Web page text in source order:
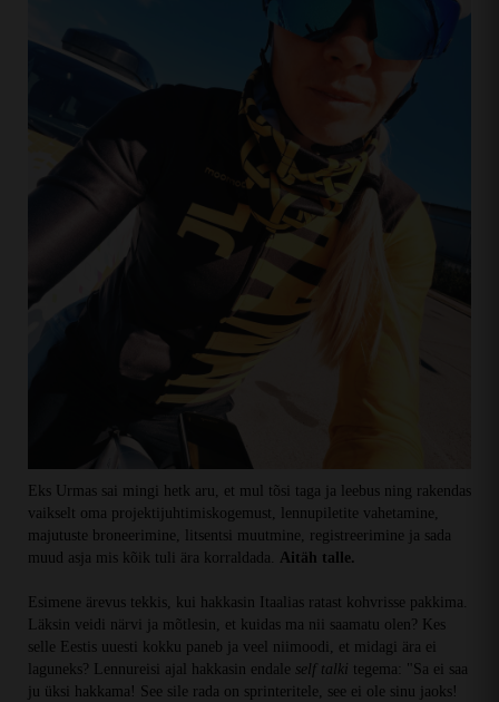
Eks Urmas sai mingi hetk aru, et mul tõsi taga ja leebus ning rakendas
vaikselt oma projektijuhtimiskogemust, lennupiletite vahetamine,
majutuste broneerimine, litsentsi muutmine, registreerimine ja sada
muud asja mis kõik tuli ära korraldada. Aitäh talle.
Esimene ärevus tekkis, kui hakkasin Itaalias ratast kohvrisse pakkima.
Läksin veidi närvi ja mõtlesin, et kuidas ma nii saamatu olen? Kes
selle Eestis uuesti kokku paneb ja veel niimoodi, et midagi ära ei
laguneks? Lennureisi ajal hakkasin endale self talki tegema: "Sa ei saa
ju üksi hakkama! See sile rada on sprinteritele, see ei ole sinu jaoks!